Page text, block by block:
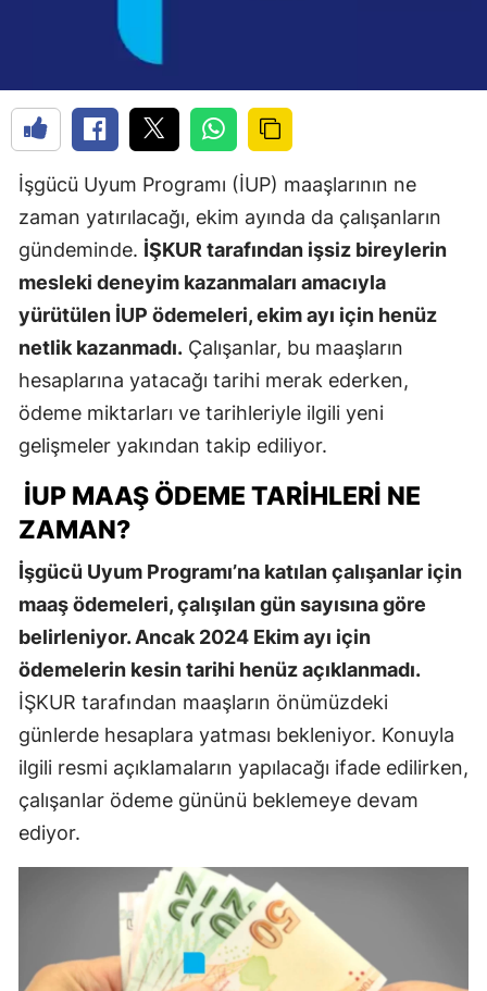
İşgücü Uyum Programı (İUP) maaşlarının ne
zaman yatırılacağı, ekim ayında da çalışanların
gündeminde. İŞKUR tarafından işsiz bireylerin
mesleki deneyim kazanmaları amacıyla
yürütülen İUP ödemeleri, ekim ayı için henüz
netlik kazanmadı. Çalışanlar, bu maaşların
hesaplarına yatacağı tarihi merak ederken,
ödeme miktarları ve tarihleriyle ilgili yeni
gelişmeler yakından takip ediliyor.
İUP MAAŞ ÖDEME TARIHLERI NE
ZAMAN?
İşgücü Uyum Programı’na katılan çalışanlar için
maaş ödemeleri, çalışılan gün sayısına göre
belirleniyor. Ancak 2024 Ekim ayı için
ödemelerin kesin tarihi henüz açıklanmadı.
İŞKUR tarafından maaşların önümüzdeki
günlerde hesaplara yatması bekleniyor. Konuyla
ilgili resmi açıklamaların yapılacağı ifade edilirken,
çalışanlar ödeme gününü beklemeye devam
ediyor.